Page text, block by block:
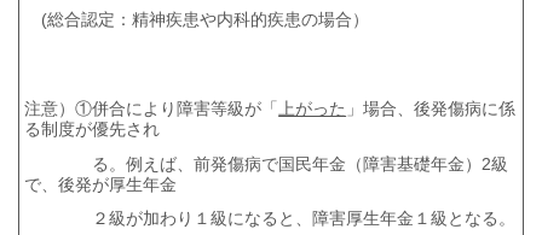
(総合認定：精神疾患や内科的疾患の場合）
注意）①併合により障害等級が「上がった 」場合、後発傷病に係
る制度が優先され
る。例えば、前発傷病で国民年金（障害基礎年金）2級
で、後発が厚生年金
２級が加わり１級になると、障害厚生年金１級となる。